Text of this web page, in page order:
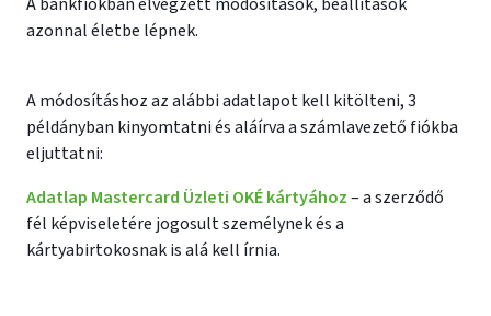
azonnal életbe lépnek.
A módosításhoz az alábbi adatlapot kell kitölteni, 3
példányban kinyomtatni és aláírva a számlavezető fiókba
eljuttatni:
Adatlap Mastercard Üzleti OKÉ kártyához– a szerződő
fél képviseletére jogosult személynek és a
kártyabirtokosnak is alá kell írnia.